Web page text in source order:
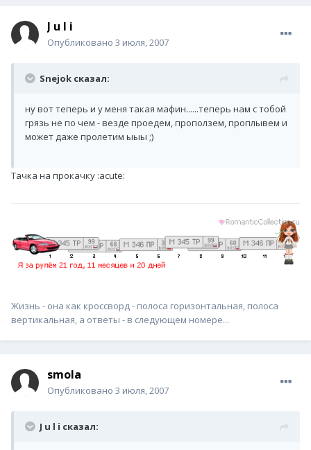
J u l i
Опубликовано 3 июля, 2007
Snejok сказал:
ну вот теперь и у меня такая мафин......теперь нам с тобой
грязь не по чем - везде проедем, проползем, проплывем и
может даже пролетим ыыы ;)
Тачка на прокачку :acute:
Жизнь - она как кроссворд - полоса горизонтальная, полоса
вертикальная, а ответы - в следующем номере...
smola
Опубликовано 3 июля, 2007
J u l i сказал: